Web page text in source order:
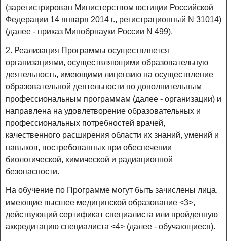
(зарегистрирован Министерством юстиции Российской
Федерации 14 января 2014 г., регистрационный N 31014)
(далее - приказ Минобрнауки России N 499).
2. Реализация Программы осуществляется
организациями, осуществляющими образовательную
деятельность, имеющими лицензию на осуществление
образовательной деятельности по дополнительным
профессиональным программам (далее - организации) и
направлена на удовлетворение образовательных и
профессиональных потребностей врачей,
качественного расширения области их знаний, умений и
навыков, востребованных при обеспечении
биологической, химической и радиационной
безопасности.
На обучение по Программе могут быть зачислены лица,
имеющие высшее медицинской образование <3>,
действующий сертификат специалиста или пройденную
аккредитацию специалиста <4> (далее - обучающиеся).